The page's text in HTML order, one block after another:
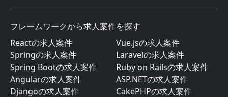
フレームワークから求人案件を探す
Reactの求人案件
Vue.jsの求人案件
Springの求人案件
Laravelの求人案件
Spring Bootの求人案件
Ruby on Railsの求人案件
Angularの求人案件
ASP.NETの求人案件
Djangoの求人案件
CakePHPの求人案件